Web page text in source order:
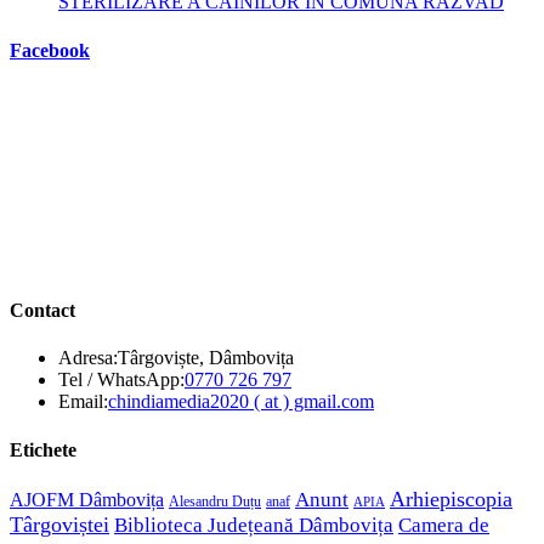
Facebook
Contact
Adresa:Târgoviște, Dâmbovița
Tel / WhatsApp:0770 726 797Opens
in
Email:chindiamedia2020 ( at ) gmail.comOpens
Etichete
AJOFM Dâmbovița Alesandru Duțu anaf Anunt APIA Arhiepiscopia
Târgoviștei Biblioteca Județeană Dâmbovița Camera de